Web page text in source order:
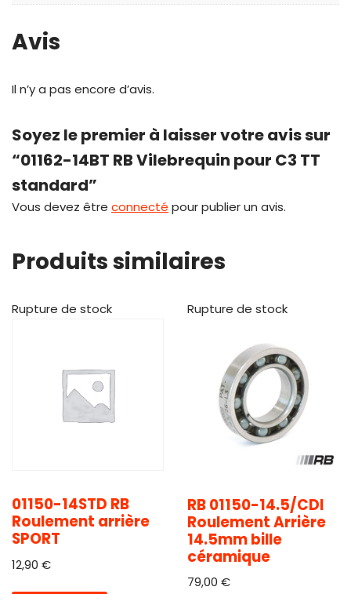
Avis
Il n’y a pas encore d’avis.
Soyez le premier à laisser votre avis sur
“01162-14BT RB Vilebrequin pour C3 TT
standard”
Vous devez être connecté pour publier un avis.
Produits similaires
Rupture de stock
01150-14STD RB
Roulement arrière
SPORT
12,90 €
Rupture de stock
RB 01150-14.5/CDI
Roulement Arrière
14.5mm bille
céramique
79,00 €